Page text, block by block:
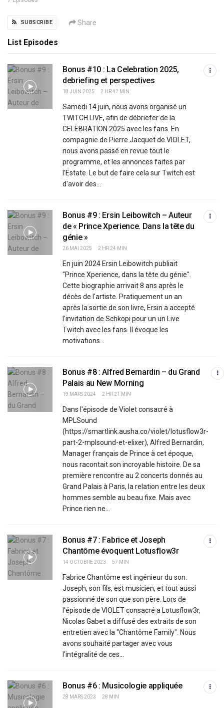
SUBSCRIBE Share
List Episodes
Bonus #10 : La Celebration 2025,
debriefing et perspectives
18 JUIN 2025 2 HR 42 MIN
Samedi 14 juin, nous avons organisé un
TWITCH LIVE, afin de débriefer de la
CELEBRATION 2025 avec les fans. En
compagnie de Pierre Jacquet de VIOLET,
nous avons passé en revue tout le
programme, et les annonces faites par
l'Estate. Le but de faire cela sur Twitch est
d'avoir des...
Bonus #9 : Ersin Leibowitch – Auteur
de « Prince Xperience. Dans la tête du
génie »
26 MAI 2025 2 HR 24 MIN
En juin 2024 Ersin Leibowitch publiait
"Prince Xperience, dans la tête du génie".
Cette biographie arrivait 8 ans après le
décès de l'artiste. Pratiquement un an
après la sortie de son livre, Ersin a accepté
l'invitation de Schkopi pour un un Live
Twitch avec les fans. Il évoque les
motivations...
Bonus #8 : Alfred Bernardin – du Grand
Palais au New Morning
19 MARS 2024 2 HR 21 MIN
Dans l'épisode de Violet consacré à
MPLSound
(https://smartlink.ausha.co/violet/lotusflow3r-
part-2-mplsound-et-elixer), Alfred Bernardin,
Manager français de Prince à cet époque,
nous racontait son incroyable histoire. De sa
première rencontre au 2 concerts donnés au
Grand Palais à Paris, la relation entre les deux
hommes semble au beau fixe. Mais avec
Prince rien ne...
Bonus #7 : Fabrice et Joseph
Chantôme évoquent Lotusflow3r
14 OCTOBRE 2023 57 MIN
Fabrice Chantôme est ingénieur du son.
Joseph, son fils, est musicien, et tout aussi
passionné de son que son père. Lors de
l'épisode de VIOLET consacré a Lotusflow3r,
Nicolas Gabet a diffusé des extraits de son
entretien avec la "Chantôme Family". Nous
avons souhaité partager avec vous
l'intégralité de ces...
Bonus #6 : Musicologie appliquée
28 MARS 2023 28 MIN